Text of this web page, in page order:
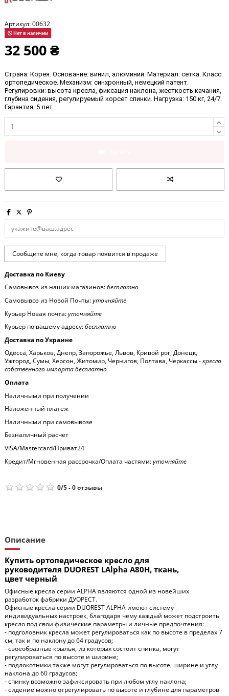
Артикул:00632
Нет в наличии
32 500 ₴
Страна: Корея . Основание: винил, алюминий. Материал: сетка. Класс:
ортопедическое . Механизм: синхронный, немецкий патент.
Регулировки: высота кресла, фиксация наклона, жесткость качания,
глубина сидения, регулируемый корсет спинки. Нагрузка: 150 кг, 24/7.
Гарантия: 5 лет.
Доставка по Киеву
Самовывоз из наших магазинов:бесплатно
Самовывоз из Новой Почты:уточняйте
Курьер Новая почта:уточняйте
Курьер по вашему адресу:бесплатно
Доставка по Украине
Одесса, Харьков, Днепр, Запорожье, Львов, Кривой рог, Донецк,
Ужгород, Сумы, Херсон, Житомир, Чернигов, Полтава, Черкассы -кресла
собственного импорта бесплатно
Оплата
Наличными при получении
Наложенный платеж
Наличными при самовывозе
Безналичный расчет
VISA/Mastercard/Приват24
Кредит/Мгновенная рассрочка/Оплата частями:уточняйте
0/5-0отзывы
Описание
Купить ортопедическое кресло для
руководителя DUOREST LAlpha A80H, ткань,
цвет черный
Офисные кресла серии ALPHA являются одной из новейших
разработок фабрики ДУОРЕСТ.
Офисные кресла серии DUOREST ALPHA имеют систему
индивидуальных настроек, благодаря чему каждый может подстроить
кресло под свои физические параметры и личные предпочтения:
- подголовник кресла может регулироваться как по высоте в пределах 7
см, так и по наклону до 64 градусов;
- своеобразные крылья, из которых состоит спинка, могут
регулироваться по высоте и ширине;
- подлокотники также могут регулироваться по высоте, ширине и углу
наклона до 60 градусов;
- спинку возможно зафиксировать при любом углу наклона;
- сидение можно отрегулировать по высоте и глубине для параметров